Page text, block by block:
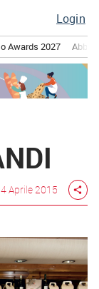
Login
Awards 2027
Aprile 2015 share